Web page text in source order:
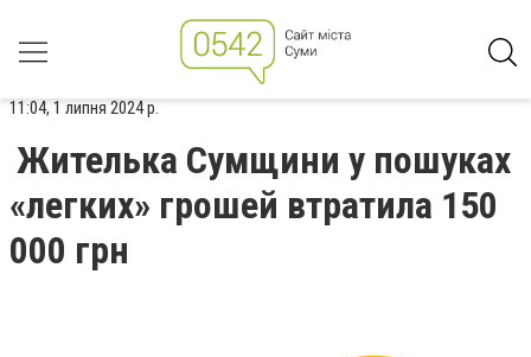
11:04, 1 липня 2024 р.
Жителька Сумщини у пошуках
«легких» грошей втратила 150
000 грн